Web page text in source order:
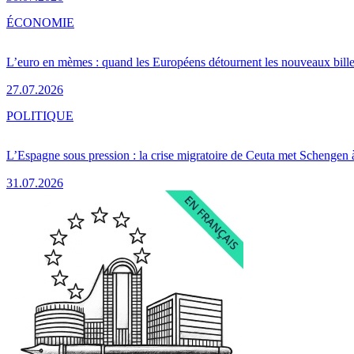
L’euro en mèmes : quand les Européens détournent les nouveaux
27.07.2026
ÉCONOMIE
L’Espagne sous pression : la crise migratoire de Ceuta met Schengen
31.07.2026
POLITIQUE